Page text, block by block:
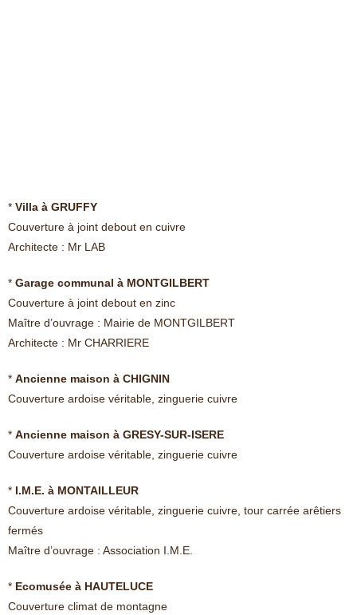
* Villa à GRUFFY
Couverture à joint debout en cuivre
Architecte : Mr LAB
* Garage communal à MONTGILBERT
Couverture à joint debout en zinc
Maître d’ouvrage : Mairie de MONTGILBERT
Architecte : Mr CHARRIERE
* Ancienne maison à CHIGNIN
Couverture ardoise véritable, zinguerie cuivre
* Ancienne maison à GRESY-SUR-ISERE
Couverture ardoise véritable, zinguerie cuivre
* I.M.E. à MONTAILLEUR
Couverture ardoise véritable, zinguerie cuivre, tour carrée arêtiers
fermés
Maître d’ouvrage : Association I.M.E.
* Ecomusée à HAUTELUCE
Couverture climat de montagne